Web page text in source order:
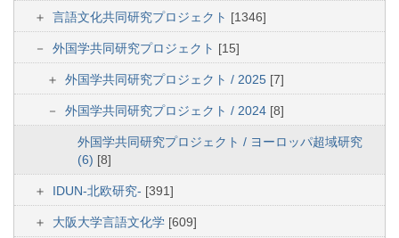
言語文化共同研究プロジェクト [1346]
外国学共同研究プロジェクト [15]
外国学共同研究プロジェクト / 2025 [7]
外国学共同研究プロジェクト / 2024 [8]
外国学共同研究プロジェクト / ヨーロッパ超域研究
(6) [8]
IDUN-北欧研究- [391]
大阪大学言語文化学 [609]